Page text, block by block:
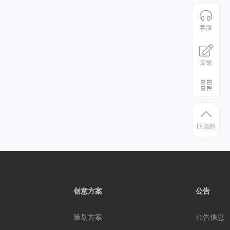
创意方案
策划方案
公告
公告信息
客服
反馈
回顶部